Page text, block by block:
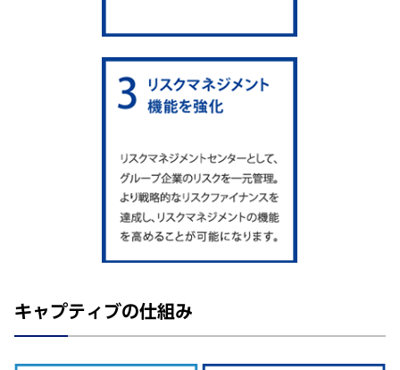
キャプティブの仕組み